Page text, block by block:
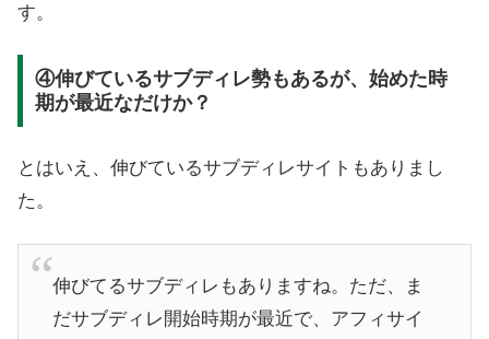
す。
④伸びているサブディレ勢もあるが、始めた時
期が最近なだけか？
とはいえ、伸びているサブディレサイトもありまし
た。
伸びてるサブディレもありますね。ただ、ま
だサブディレ開始時期が最近で、アフィサイ